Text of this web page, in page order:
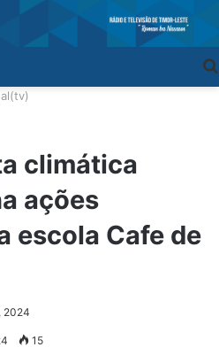
climática
ações
escola Cafe de
2024
15